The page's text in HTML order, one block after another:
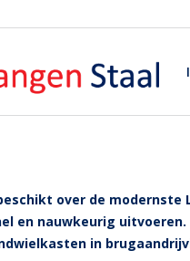
over de
en nauwkeurig
in